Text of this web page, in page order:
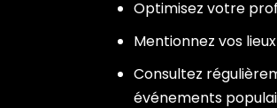
Optimisez votre
Mentionnez vos
Consultez
événements